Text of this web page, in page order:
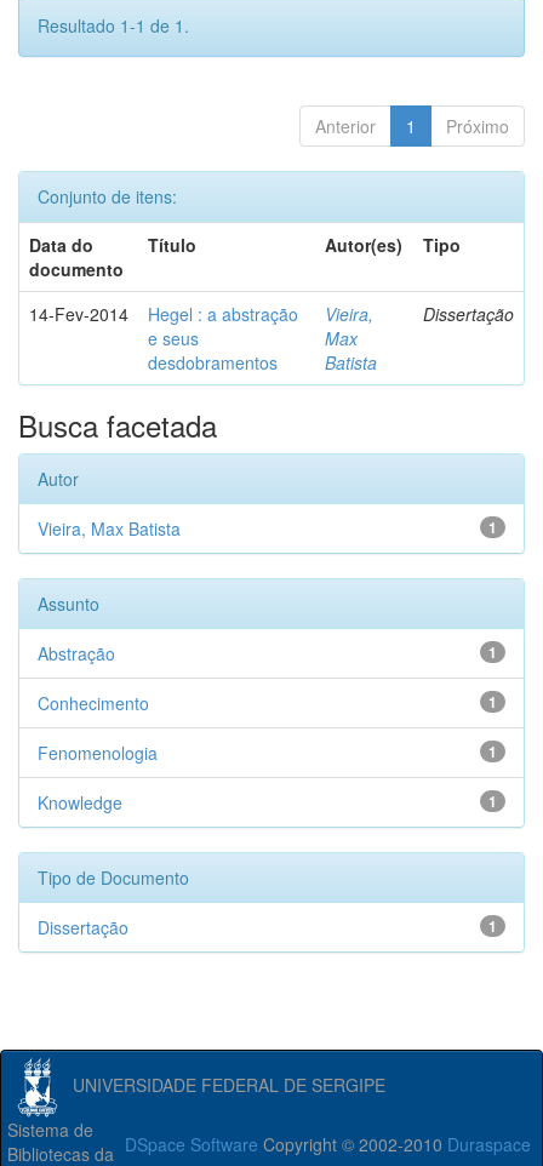
Resultado 1-1 de 1.
Anterior 1 Próximo
Conjunto de itens:
Data do
documento
Título Autor(es) Tipo
14-Fev-2014
Hegel : a abstração
e seus
desdobramentos
Vieira,
Max
Batista
Dissertação
Busca facetada
Autor
1
Vieira, Max Batista
Assunto
1
Abstração
1
Conhecimento
1
Fenomenologia
1
Knowledge
Tipo de Documento
1
Dissertação
UNIVERSIDADE FEDERAL DE SERGIPE
DSpace Software Copyright © 2002-2010 Duraspace
Sistema de
Bibliotecas da